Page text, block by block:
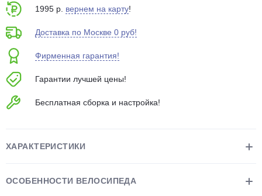
1995 р. вернем на карту!
Доставка по Москве 0 руб!
Фирменная гарантия!
Гарантии лучшей цены!
Бесплатная сборка и настройка!
ХАРАКТЕРИСТИКИ
ОСОБЕННОСТИ ВЕЛОСИПЕДА
Подробнее
недели